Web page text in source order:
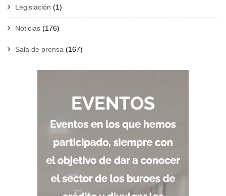
Legislación (1)
Noticias (176)
Sala de prensa (167)